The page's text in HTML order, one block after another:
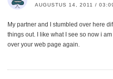
AUGUSTUS 14, 2011 /
My partner and I stumbled over here
things out. I like what I see so now i
over your web page again.